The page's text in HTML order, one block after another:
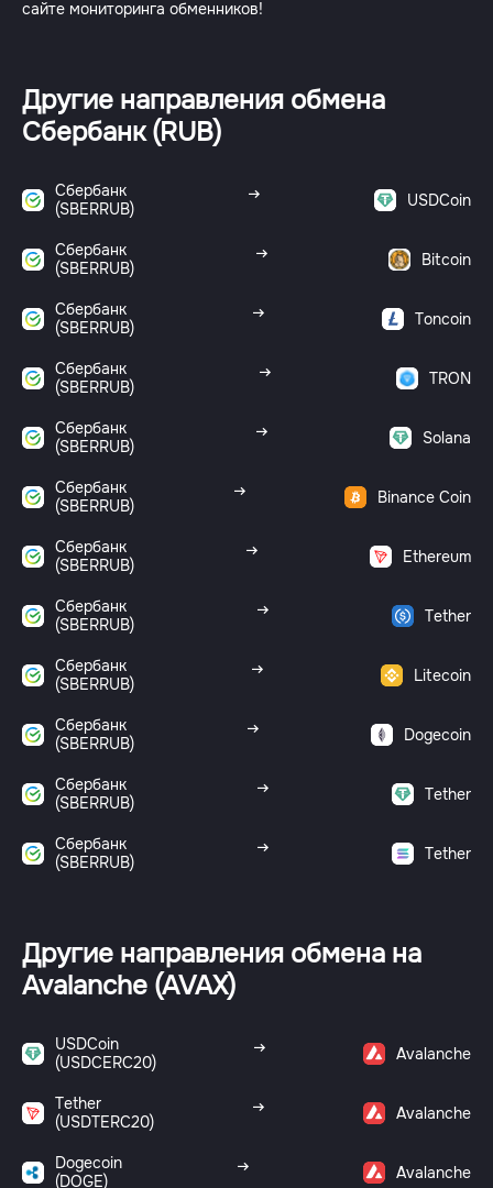
Другие направления обмена
Сбербанк (RUB)
Сбербанк
(SBERRUB)
USDCoin
Сбербанк
(SBERRUB)
Bitcoin
Сбербанк
(SBERRUB)
Toncoin
Сбербанк
(SBERRUB)
TRON
Сбербанк
(SBERRUB)
Solana
Сбербанк
(SBERRUB)
Binance Coin
Сбербанк
(SBERRUB)
Ethereum
Сбербанк
(SBERRUB)
Tether
Сбербанк
(SBERRUB)
Litecoin
Сбербанк
(SBERRUB)
Dogecoin
Сбербанк
(SBERRUB)
Tether
Сбербанк
(SBERRUB)
Tether
Другие направления обмена на
Avalanche (AVAX)
USDCoin
(USDCERC20)
Avalanche
Tether
(USDTERC20)
Avalanche
Dogecoin
(DOGE)
Avalanche